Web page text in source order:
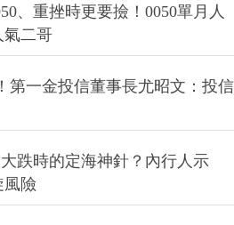
、重挫時更要撿！0050單月人
氣二哥
第一金投信董事長尤昭文：投信
跌時的定海神針？內行人示
風險